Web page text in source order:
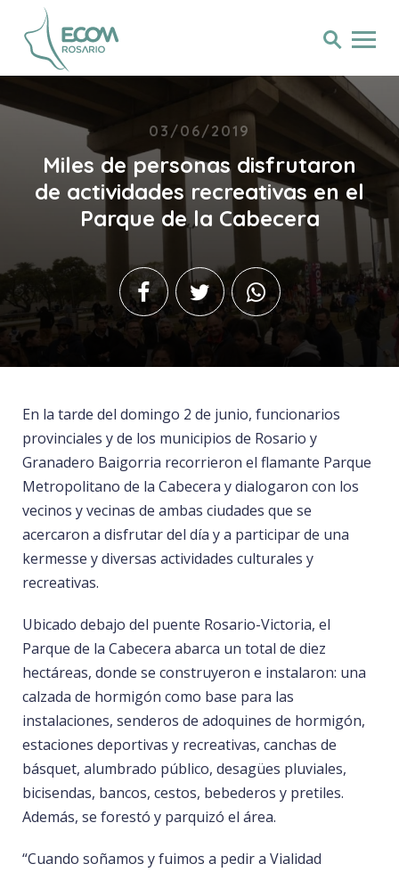
03/06/2019
Miles de personas disfrutaron
de actividades recreativas en el
Parque de la Cabecera
En la tarde del domingo 2 de junio, funcionarios
provinciales y de los municipios de Rosario y
Granadero Baigorria recorrieron el flamante Parque
Metropolitano de la Cabecera y dialogaron con los
vecinos y vecinas de ambas ciudades que se
acercaron a disfrutar del día y a participar de una
kermesse y diversas actividades culturales y
recreativas.
Ubicado debajo del puente Rosario-Victoria, el
Parque de la Cabecera abarca un total de diez
hectáreas, donde se construyeron e instalaron: una
calzada de hormigón como base para las
instalaciones, senderos de adoquines de hormigón,
estaciones deportivas y recreativas, canchas de
básquet, alumbrado público, desagües pluviales,
bicisendas, bancos, cestos, bebederos y pretiles.
Además, se forestó y parquizó el área.
“Cuando soñamos y fuimos a pedir a Vialidad